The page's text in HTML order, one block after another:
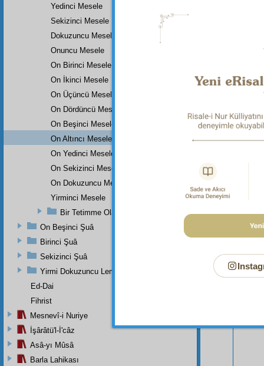
Yedinci Mesele
Sekizinci Mesele
Dokuzuncu Mesele
Onuncu Mesele
On Birinci Mesele
On İkinci Mesele
On Üçüncü Mesele
On Dördüncü Mesele
On Beşinci Mesele
On Altıncı Mesele
On Yedinci Mesele
On Sekizinci Mesele
On Dokuzuncu Mesele
Yirminci Mesele
Bir Tetimme Olarak Üç Küçük Mesele
On Beşinci Şuâ
Birinci Şuâ
Sekizinci Şuâ
Yirmi Dokuzuncu Lem'adan İkinci Bab
Ed-Dai
Fihrist
Mesnevî-i Nuriye
İşârâtü'l-İ'câz
Asâ-yı Mûsâ
Barla Lahikası